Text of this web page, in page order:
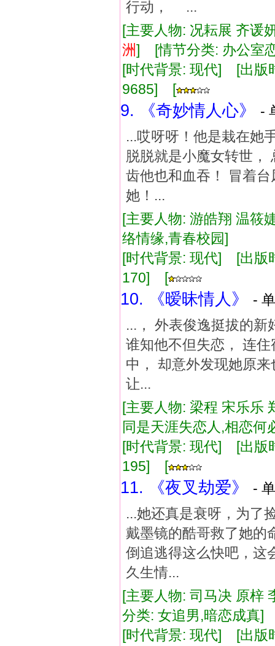
行动， ...
[主要人物: 况耘展 齐谖
洲] [情节分类: 办公
[时代背景: 现代] [出
9685] [
9. 《奇妙情人心》
-
...哎呀呀！他是栽在她
脱脱就是小魔女转世，
齿他也和血吞！ 冒着
她！...
[主要人物: 游皓翔 温
络情缘,青春校园]
[时代背景: 现代] [出
170] [
10. 《暧昧情人》
-
...， 外表俊逸挺拔的
谁知他不但失恋， 连
中， 却意外发现她原
让...
[主要人物: 梁程 宋乐
同是天涯失恋人,相恋
[时代背景: 现代] [出
195] [
11. 《夜叉劫爱》
-
...她还真是衰呀，为了
戴墨镜的酷哥救了她的
倒追逃得这么快吧，这
久生情...
[主要人物: 司马决 原
分类: 女追男,暗恋成
[时代背景: 现代] [出